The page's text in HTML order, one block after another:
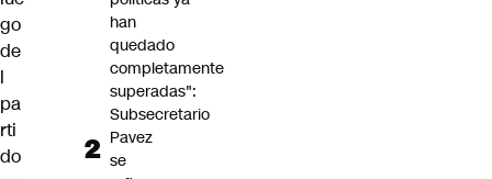
go
de
l
pa
rti
do
han
quedado
completamente
superadas":
Subsecretario
Pavez
se